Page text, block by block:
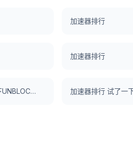
加速器排行
加速器排行
加速器排行 试了一下UNBLOCKCN，真好用。